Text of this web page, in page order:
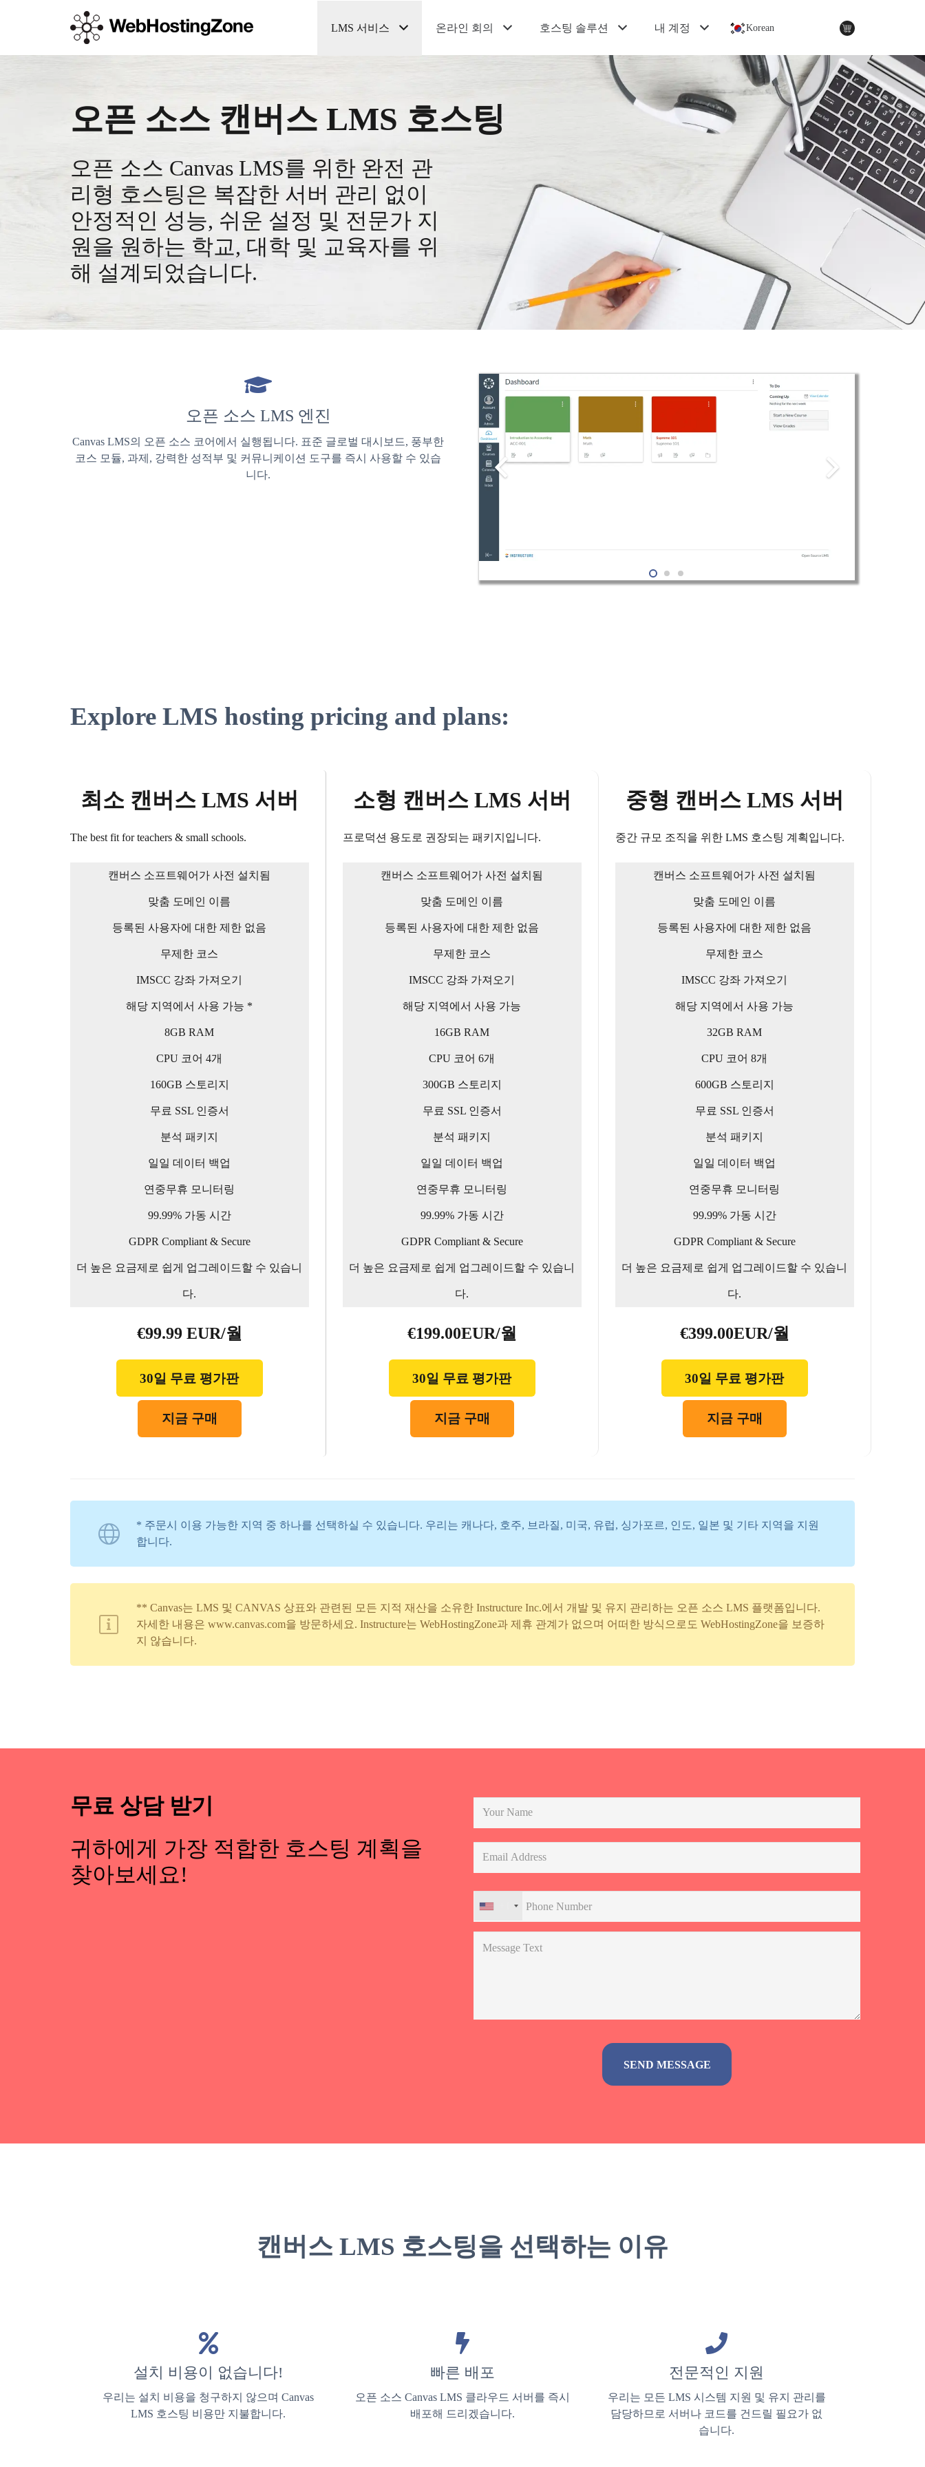
LMS 서비스 온라인 회의 호스팅 솔루션 내 계정 Korean
오픈 소스 캔버스 LMS 호스팅
오픈 소스 Canvas LMS를 위한 완전 관
리형 호스팅은 복잡한 서버 관리 없이
안정적인 성능, 쉬운 설정 및 전문가 지
원을 원하는 학교, 대학 및 교육자를 위
해 설계되었습니다.
오픈 소스 LMS 엔진
Canvas LMS의 오픈 소스 코어에서 실행됩니다. 표준 글로벌 대시보드, 풍부한
코스 모듈, 과제, 강력한 성적부 및 커뮤니케이션 도구를 즉시 사용할 수 있습
니다.
Explore LMS hosting pricing and plans:
최소 캔버스 LMS 서버
The best fit for teachers & small schools.
캔버스 소프트웨어가 사전 설치됨
맞춤 도메인 이름
등록된 사용자에 대한 제한 없음
무제한 코스
IMSCC 강좌 가져오기
해당 지역에서 사용 가능 *
8GB RAM
CPU 코어 4개
160GB 스토리지
무료 SSL 인증서
분석 패키지
일일 데이터 백업
연중무휴 모니터링
99.99% 가동 시간
GDPR Compliant & Secure
더 높은 요금제로 쉽게 업그레이드할 수 있습니
다.
€99.99 EUR/월
30일 무료 평가판
지금 구매
소형 캔버스 LMS 서버
프로덕션 용도로 권장되는 패키지입니다.
캔버스 소프트웨어가 사전 설치됨
맞춤 도메인 이름
등록된 사용자에 대한 제한 없음
무제한 코스
IMSCC 강좌 가져오기
해당 지역에서 사용 가능
16GB RAM
CPU 코어 6개
300GB 스토리지
무료 SSL 인증서
분석 패키지
일일 데이터 백업
연중무휴 모니터링
99.99% 가동 시간
GDPR Compliant & Secure
더 높은 요금제로 쉽게 업그레이드할 수 있습니
다.
€199.00EUR/월
30일 무료 평가판
지금 구매
중형 캔버스 LMS 서버
중간 규모 조직을 위한 LMS 호스팅 계획입니다.
캔버스 소프트웨어가 사전 설치됨
맞춤 도메인 이름
등록된 사용자에 대한 제한 없음
무제한 코스
IMSCC 강좌 가져오기
해당 지역에서 사용 가능
32GB RAM
CPU 코어 8개
600GB 스토리지
무료 SSL 인증서
분석 패키지
일일 데이터 백업
연중무휴 모니터링
99.99% 가동 시간
GDPR Compliant & Secure
더 높은 요금제로 쉽게 업그레이드할 수 있습니
다.
€399.00EUR/월
30일 무료 평가판
지금 구매
* 주문시 이용 가능한 지역 중 하나를 선택하실 수 있습니다. 우리는 캐나다, 호주, 브라질, 미국, 유럽, 싱가포르, 인도, 일본 및 기타 지역을 지원
합니다.
** Canvas는 LMS 및 CANVAS 상표와 관련된 모든 지적 재산을 소유한 Instructure Inc.에서 개발 및 유지 관리하는 오픈 소스 LMS 플랫폼입니다.
자세한 내용은 www.canvas.com을 방문하세요. Instructure는 WebHostingZone과 제휴 관계가 없으며 어떠한 방식으로도 WebHostingZone을 보증하
지 않습니다.
무료 상담 받기
귀하에게 가장 적합한 호스팅 계획을
찾아보세요!
캔버스 LMS 호스팅을 선택하는 이유
설치 비용이 없습니다!
우리는 설치 비용을 청구하지 않으며 Canvas
LMS 호스팅 비용만 지불합니다.
빠른 배포
오픈 소스 Canvas LMS 클라우드 서버를 즉시
배포해 드리겠습니다.
전문적인 지원
우리는 모든 LMS 시스템 지원 및 유지 관리를
담당하므로 서버나 코드를 건드릴 필요가 없
습니다.